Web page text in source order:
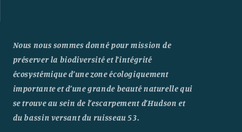
Nous nous sommes donné pour mission de
préserver la biodiversité et l’intégrité
écosystémique d’une zone écologiquement
importante et d’une grande beauté naturelle qui
se trouve au sein de l’escarpement d’Hudson et
du bassin versant du ruisseau 53.